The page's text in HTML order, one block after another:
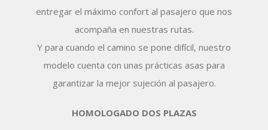
entregar el máximo confort al pasajero que nos
acompaña en nuestras rutas.
Y para cuando el camino se pone difícil, nuestro
modelo cuenta con unas prácticas asas para
garantizar la mejor sujeción al pasajero.
HOMOLOGADO DOS PLAZAS